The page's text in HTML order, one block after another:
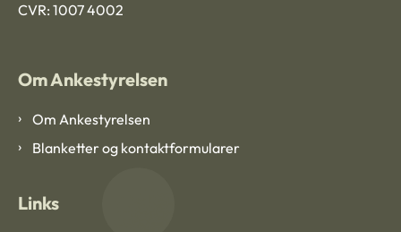
CVR: 1007 4002
Om Ankestyrelsen
Om Ankestyrelsen
Blanketter og kontaktformularer
Links